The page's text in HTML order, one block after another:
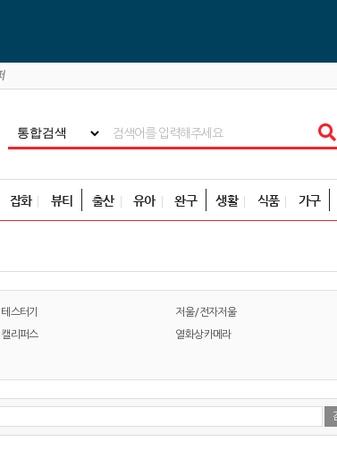
잡화 뷰티 출산 유아 완구 생활 식품 가구
테스터기 저울/전자저울
캘리퍼스 열화상카메라